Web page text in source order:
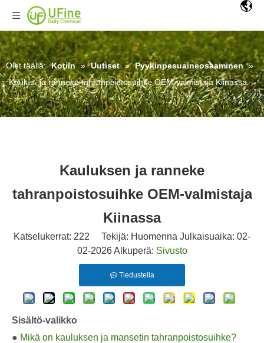
Olet täällä: Kotiin » Uutiset » Pyykinpesuaineosaaminen »
Kaulus- ja ranneke tahranpoistosuihke OEM-valmistaja Kiinassa
Kauluksen ja ranneke
tahranpoistosuihke OEM-valmistaja
Kiinassa
Katselukerrat: 222 Tekijä: Huomenna Julkaisuaika: 02-
02-2026 Alkuperä: Sivusto
Tiedustella
Sisältö-valikko
● Mikä on kauluksen ja mansetin tahranpoistosuihke?